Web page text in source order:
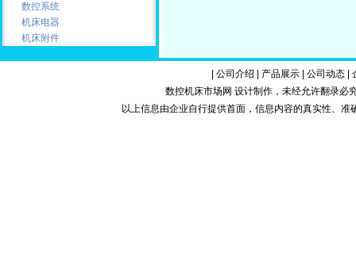
数控系统
机床电器
机床附件
公司介绍 产品展示| 公司动态|
数控机床市场网 设计制作，未经允许翻录必
以上信息由企业自行提供首面，信息内容的真实性、